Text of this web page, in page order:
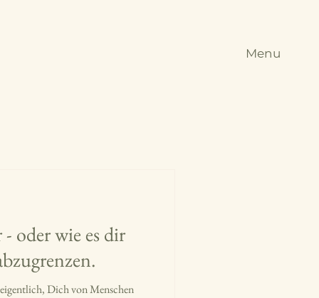
Menu
oder wie es dir
Dich von Menschen